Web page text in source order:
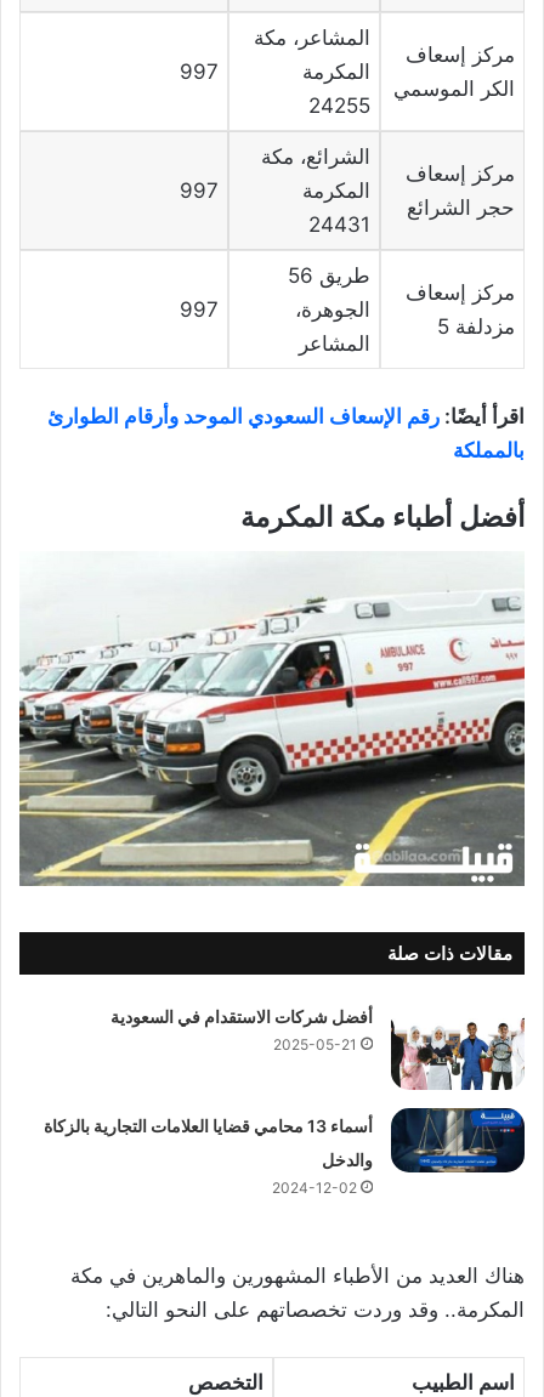
مركز إسعاف
الكر الموسمي
المشاعر، مكة
المكرمة
24255
997
مركز إسعاف
حجر الشرائع
الشرائع، مكة
المكرمة
24431
997
مركز إسعاف
مزدلفة 5
طريق 56
الجوهرة،
المشاعر
997
اقرأ أيضًا: رقم الإسعاف السعودي الموحد وأرقام الطوارئ
بالمملكة
أفضل أطباء مكة المكرمة
مقالات ذات صلة
أفضل شركات الاستقدام في السعودية
2025-05-21
أسماء 13 محامي قضايا العلامات التجارية بالزكاة
والدخل
2024-12-02
هناك العديد من الأطباء المشهورين والماهرين في مكة
المكرمة.. وقد وردت تخصصاتهم على النحو التالي:
اسم الطبيب التخصص